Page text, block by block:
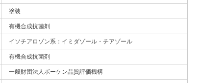
塗装
有機合成抗菌剤
イソチアロゾン系：イミダゾール・チアゾール
有機合成抗菌剤
一般財団法人ボーケン品質評価機構